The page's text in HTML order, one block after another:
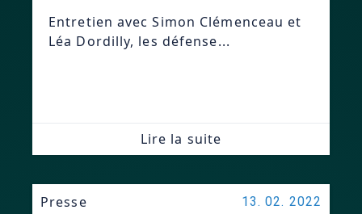
Entretien avec Simon Clémenceau et
Léa Dordilly, les défense...
Lire la suite
Presse 13. 02. 2022